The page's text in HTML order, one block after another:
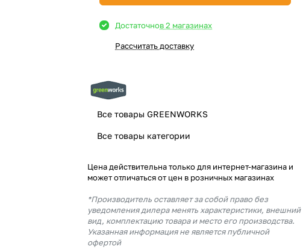
Достаточнов 2 магазинах
Рассчитать доставку
Все товары GREENWORKS
Все товары категории
Цена действительна только для интернет-магазина и
может отличаться от цен в розничных магазинах
*Производитель оставляет за собой право без
уведомления дилера менять характеристики, внешний
вид, комплектацию товара и место его производства.
Указанная информация не является публичной
офертой